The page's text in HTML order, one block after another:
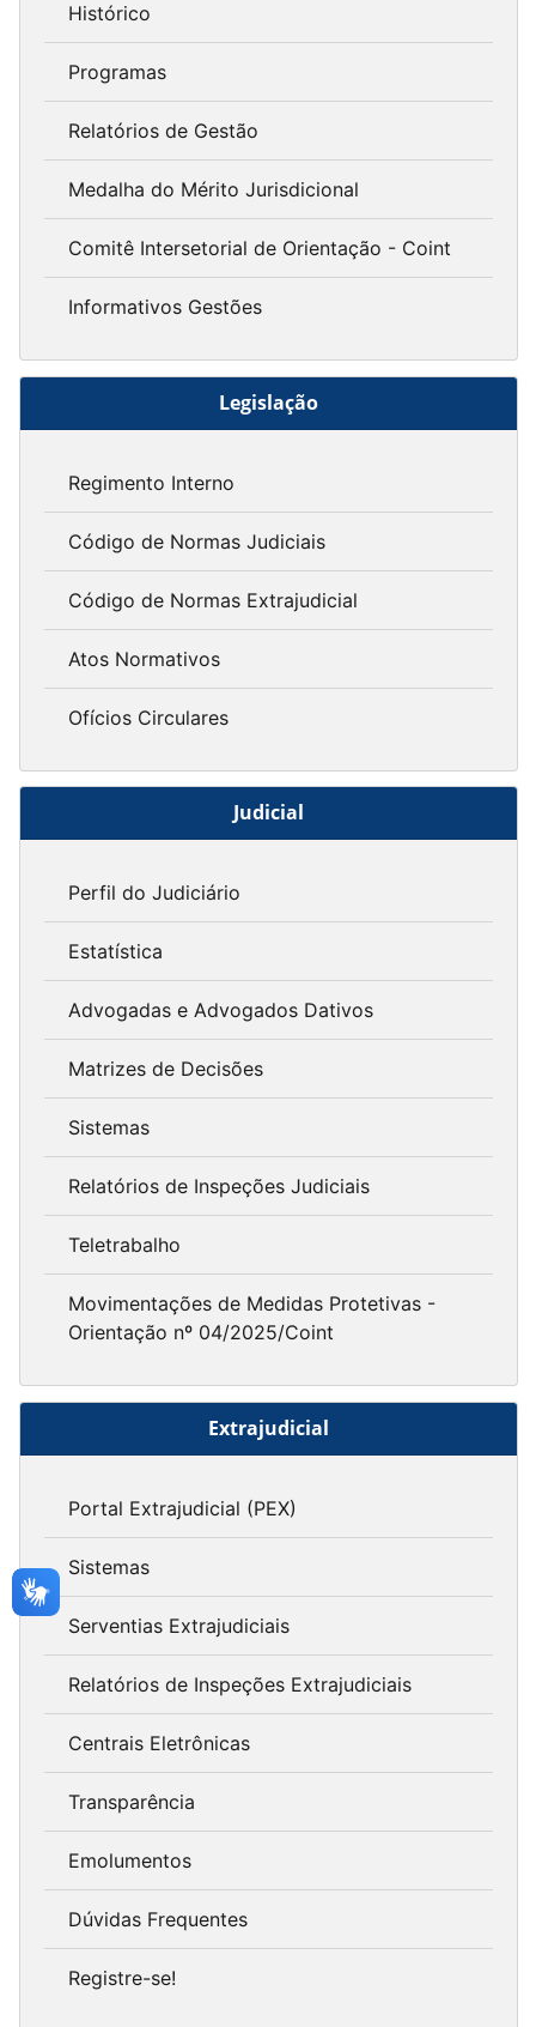
Histórico
Programas
Relatórios de Gestão
Medalha do Mérito Jurisdicional
Comitê Intersetorial de Orientação - Coint
Informativos Gestões
Legislação
Regimento Interno
Código de Normas Judiciais
Código de Normas Extrajudicial
Atos Normativos
Ofícios Circulares
Judicial
Perfil do Judiciário
Estatística
Advogadas e Advogados Dativos
Matrizes de Decisões
Sistemas
Relatórios de Inspeções Judiciais
Teletrabalho
Movimentações de Medidas Protetivas -
Orientação nº 04/2025/Coint
Extrajudicial
Portal Extrajudicial (PEX)
Sistemas
Serventias Extrajudiciais
Relatórios de Inspeções Extrajudiciais
Centrais Eletrônicas
Transparência
Emolumentos
Dúvidas Frequentes
Registre-se!